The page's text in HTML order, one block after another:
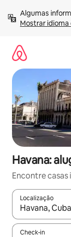
para
Mostrar idioma
Havana:
Encontre casas
Localização
Quando os
Check-in